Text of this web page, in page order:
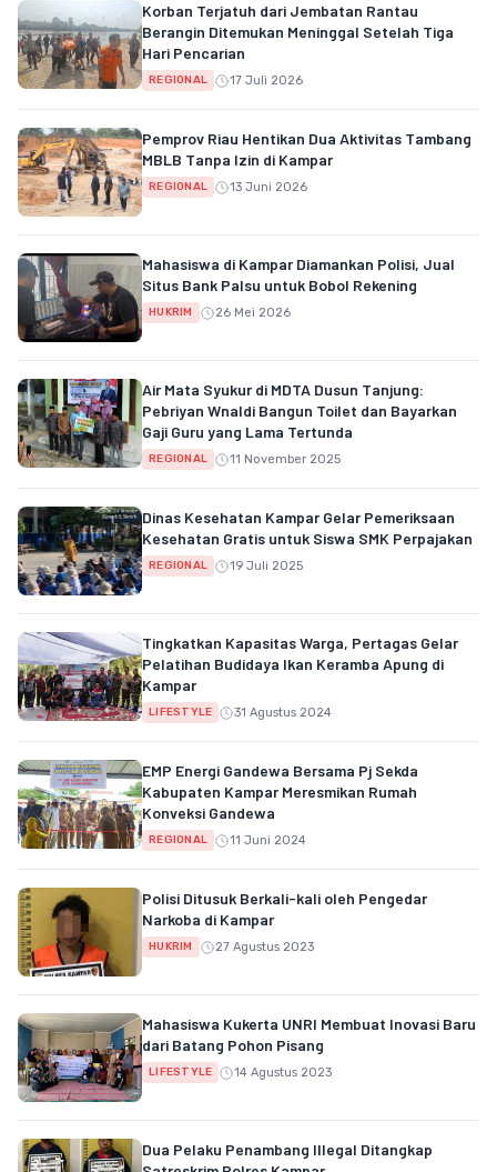
Korban Terjatuh dari Jembatan Rantau
Berangin Ditemukan Meninggal Setelah Tiga
Hari Pencarian
REGIONAL 17 Juli 2026
Pemprov Riau Hentikan Dua Aktivitas Tambang
MBLB Tanpa Izin di Kampar
REGIONAL 13 Juni 2026
Mahasiswa di Kampar Diamankan Polisi, Jual
Situs Bank Palsu untuk Bobol Rekening
HUKRIM 26 Mei 2026
Air Mata Syukur di MDTA Dusun Tanjung:
Pebriyan Wnaldi Bangun Toilet dan Bayarkan
Gaji Guru yang Lama Tertunda
REGIONAL 11 November 2025
Dinas Kesehatan Kampar Gelar Pemeriksaan
Kesehatan Gratis untuk Siswa SMK Perpajakan
REGIONAL 19 Juli 2025
Tingkatkan Kapasitas Warga, Pertagas Gelar
Pelatihan Budidaya Ikan Keramba Apung di
Kampar
LIFESTYLE 31 Agustus 2024
EMP Energi Gandewa Bersama Pj Sekda
Kabupaten Kampar Meresmikan Rumah
Konveksi Gandewa
REGIONAL 11 Juni 2024
Polisi Ditusuk Berkali-kali oleh Pengedar
Narkoba di Kampar
HUKRIM 27 Agustus 2023
Mahasiswa Kukerta UNRI Membuat Inovasi Baru
dari Batang Pohon Pisang
LIFESTYLE 14 Agustus 2023
Dua Pelaku Penambang Illegal Ditangkap